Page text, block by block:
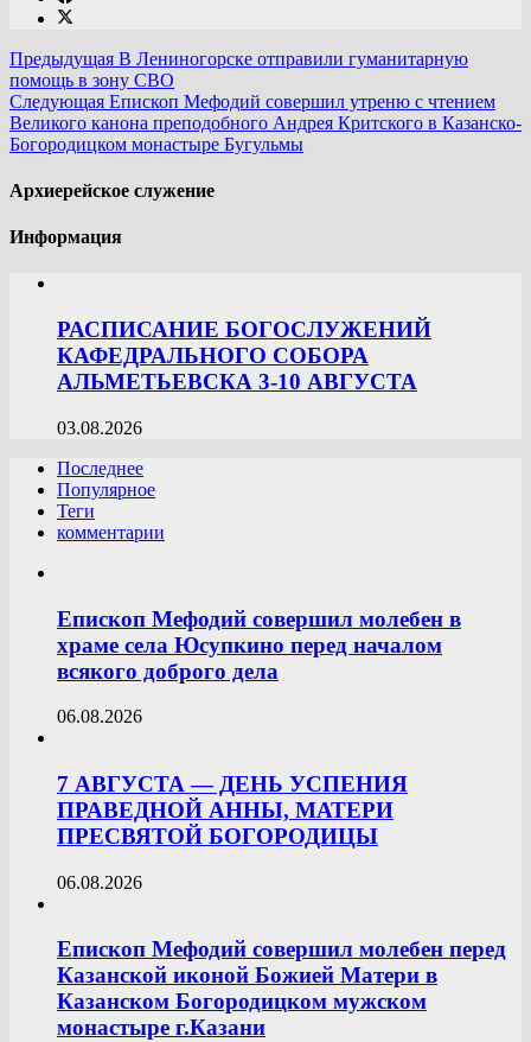
Предыдущая В Лениногорске отправили гуманитарную
помощь в зону СВО
Следующая Епископ Мефодий совершил утреню с чтением
Великого канона преподобного Андрея Критского в Казанско-
Богородицком монастыре Бугульмы
Архиерейское служение
Информация
РАСПИСАНИЕ БОГОСЛУЖЕНИЙ
КАФЕДРАЛЬНОГО СОБОРА
АЛЬМЕТЬЕВСКА 3-10 АВГУСТА
03.08.2026
Последнее
Популярное
Теги
комментарии
Епископ Мефодий совершил молебен в
храме села Юсупкино перед началом
всякого доброго дела
06.08.2026
7 АВГУСТА — ДЕНЬ УСПЕНИЯ
ПРАВЕДНОЙ АННЫ, МАТЕРИ
ПРЕСВЯТОЙ БОГОРОДИЦЫ
06.08.2026
Епископ Мефодий совершил молебен перед
Казанской иконой Божией Матери в
Казанском Богородицком мужском
монастыре г.Казани